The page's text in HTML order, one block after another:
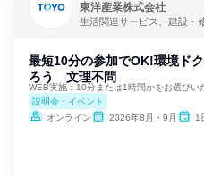
東洋産業株式会社
生活関連サービス、建設・
最短10分の参加でOK!環境ド
ろう 文理不問
WEB実施：10分または1時間かをお選びい
説明会・イベント
オンライン
2026年8月・9月 1